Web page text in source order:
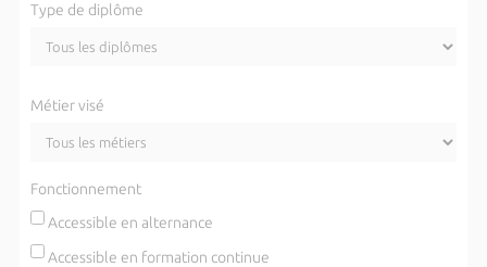
Type de diplôme
Métier visé
Fonctionnement
Accessible en alternance
Accessible en formation continue